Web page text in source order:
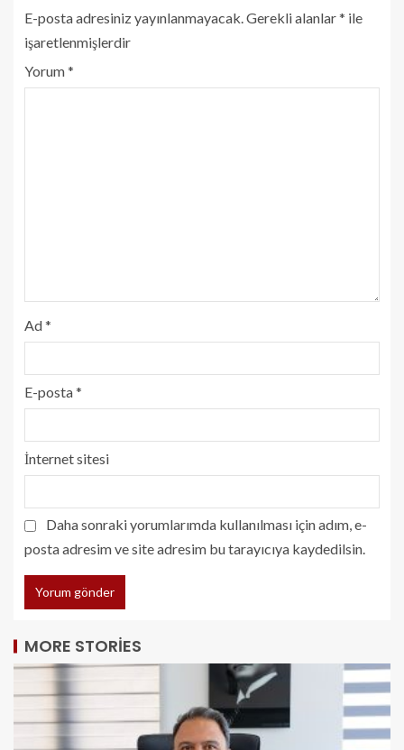
E-posta adresiniz yayınlanmayacak. Gerekli alanlar* ile
işaretlenmişlerdir
Yorum*
Ad*
E-posta*
İnternet sitesi
Daha sonraki yorumlarımda kullanılması için adım, e-
posta adresim ve site adresim bu tarayıcıya kaydedilsin.
MORE STORIES